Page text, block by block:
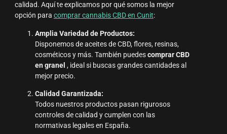
calidad. Aquí te explicamos por qué somos la mejor
opción para comprar cannabis CBD en Cunit:
Amplia Variedad de Productos:
Disponemos de aceites de CBD, flores, resinas,
cosméticos y más. También puedescomprar CBD
en granel , ideal si buscas grandes cantidades al
mejor precio.
Calidad Garantizada:
Todos nuestros productos pasan rigurosos
controles de calidad y cumplen con las
normativas legales en España.